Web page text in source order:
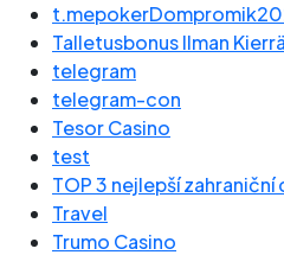
Talletusbonus Ilman
telegram
telegram-con
Tesor Casino
test
TOP 3 nejlepší
Travel
Trumo Casino